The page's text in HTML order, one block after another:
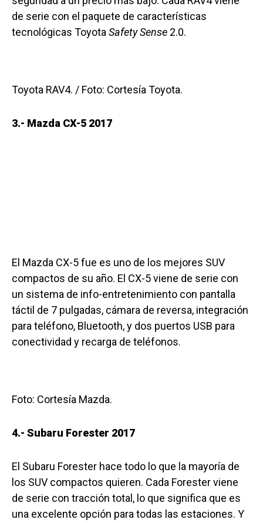
de serie con el paquete de características
tecnológicas Toyota Safety Sense 2.0.
Toyota RAV4. / Foto: Cortesía Toyota.
3.- Mazda CX-5 2017
El Mazda CX-5 fue es uno de los mejores SUV
compactos de su año. El CX-5 viene de serie con
un sistema de info-entretenimiento con pantalla
táctil de 7 pulgadas, cámara de reversa, integración
para teléfono, Bluetooth, y dos puertos USB para
conectividad y recarga de teléfonos.
Foto: Cortesía Mazda.
4.- Subaru Forester 2017
El Subaru Forester hace todo lo que la mayoría de
los SUV compactos quieren. Cada Forester viene
de serie con tracción total, lo que significa que es
una excelente opción para todas las estaciones. Y